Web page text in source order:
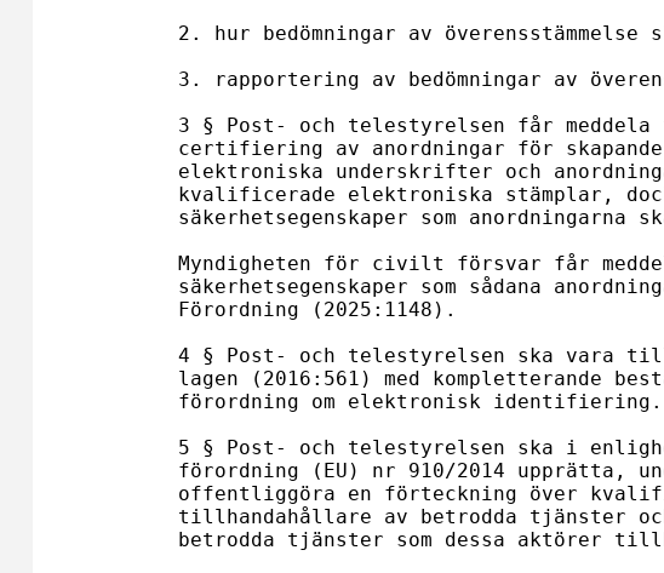
2. hur bedömningar av överensstämmelse
3. rapportering av bedömningar av
3 § Post- och telestyrelsen får
certifiering av anordningar för
elektroniska underskrifter och
kvalificerade elektroniska stämplar,
säkerhetsegenskaper som anordningarna
Myndigheten för civilt försvar får
säkerhetsegenskaper som sådana
Förordning (2025:1148).
4 § Post- och telestyrelsen ska vara
lagen (2016:561) med kompletterande
förordning om elektronisk identifiering.
5 § Post- och telestyrelsen ska i
förordning (EU) nr 910/2014 upprätta,
offentliggöra en förteckning över
tillhandahållare av betrodda tjänster
betrodda tjänster som dessa aktörer